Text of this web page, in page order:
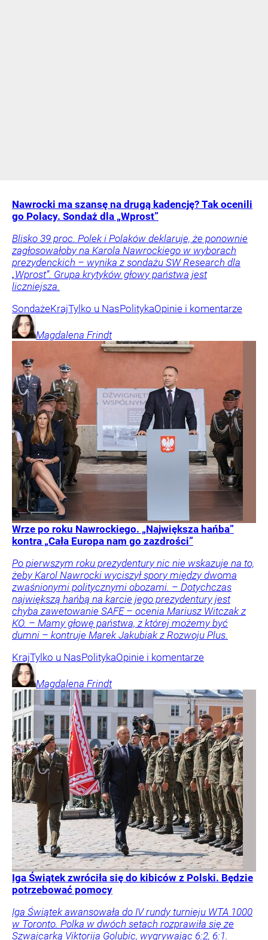
Nawrocki ma szansę na drugą kadencję? Tak ocenili
go Polacy. Sondaż dla „Wprost”
Blisko 39 proc. Polek i Polaków deklaruje, że ponownie
zagłosowałoby na Karola Nawrockiego w wyborach
prezydenckich – wynika z sondażu SW Research dla
„Wprost”. Grupa krytyków głowy państwa jest
liczniejsza.
SondażeKrajTylko u NasPolitykaOpinie i komentarze
Magdalena Frindt
Wrze po roku Nawrockiego. „Największa hańba”
kontra „Cała Europa nam go zazdrości”
Po pierwszym roku prezydentury nic nie wskazuje na to,
żeby Karol Nawrocki wyciszył spory między dwoma
zwaśnionymi politycznymi obozami. – Dotychczas
największą hańbą na karcie jego prezydentury jest
chyba zawetowanie SAFE – ocenia Mariusz Witczak z
KO. – Mamy głowę państwa, z której możemy być
dumni – kontruje Marek Jakubiak z Rozwoju Plus.
KrajTylko u NasPolitykaOpinie i komentarze
Magdalena Frindt
Iga Świątek zwróciła się do kibiców z Polski. Będzie
potrzebować pomocy
Iga Świątek awansowała do IV rundy turnieju WTA 1000
w Toronto. Polka w dwóch setach rozprawiła się ze
Szwajcarką Viktorija Golubic, wygrywając 6:2, 6:1.